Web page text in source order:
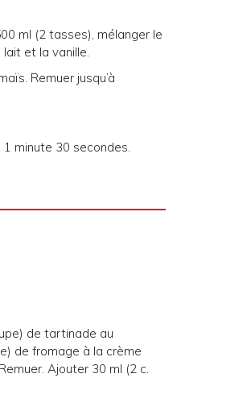
ml (2 tasses), mélanger le
et la vanille.
Remuer jusqu’à
minute 30 secondes.
de tartinade au
de fromage à la crème
Ajouter 30 ml (2 c.